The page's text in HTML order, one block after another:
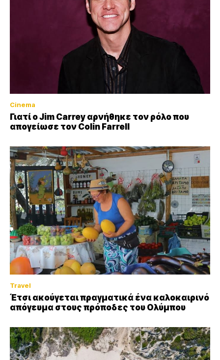
Cinema
Γιατί ο Jim Carrey αρνήθηκε τον ρόλο που
απογείωσε τον Colin Farrell
Travel
Έτσι ακούγεται πραγματικά ένα καλοκαιρινό
απόγευμα στους πρόποδες του Ολύμπου